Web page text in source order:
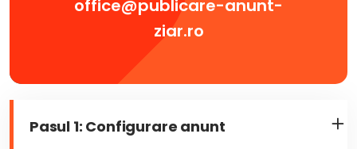
office@publicare-anunt-
ziar.ro
Pasul 1: Configurare anunt